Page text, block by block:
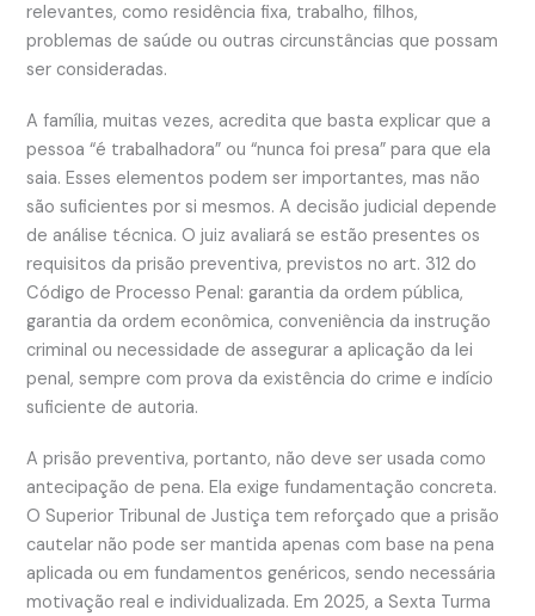
relevantes, como residência fixa, trabalho, filhos,
problemas de saúde ou outras circunstâncias que possam
ser consideradas.
A família, muitas vezes, acredita que basta explicar que a
pessoa “é trabalhadora” ou “nunca foi presa” para que ela
saia. Esses elementos podem ser importantes, mas não
são suficientes por si mesmos. A decisão judicial depende
de análise técnica. O juiz avaliará se estão presentes os
requisitos da prisão preventiva, previstos no art. 312 do
Código de Processo Penal: garantia da ordem pública,
garantia da ordem econômica, conveniência da instrução
criminal ou necessidade de assegurar a aplicação da lei
penal, sempre com prova da existência do crime e indício
suficiente de autoria.
A prisão preventiva, portanto, não deve ser usada como
antecipação de pena. Ela exige fundamentação concreta.
O Superior Tribunal de Justiça tem reforçado que a prisão
cautelar não pode ser mantida apenas com base na pena
aplicada ou em fundamentos genéricos, sendo necessária
motivação real e individualizada. Em 2025, a Sexta Turma